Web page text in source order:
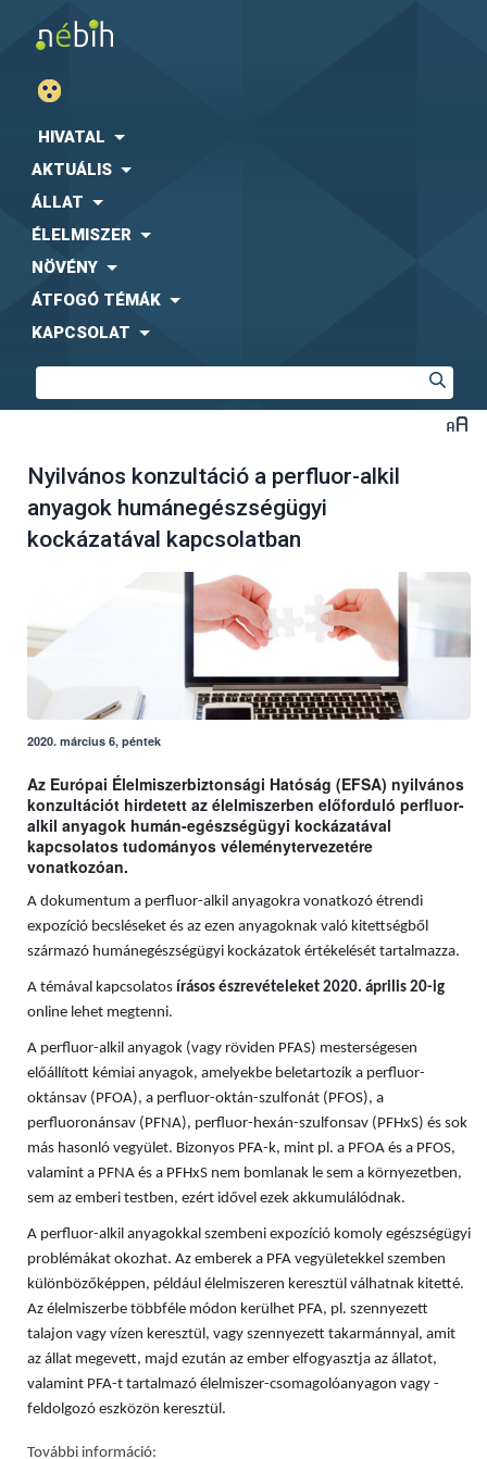
HIVATAL
AKTUÁLIS
ÁLLAT
ÉLELMISZER
NÖVÉNY
ÁTFOGÓ TÉMÁK
KAPCSOLAT
Nyilvános konzultáció a perfluor-alkil
anyagok humánegészségügyi
kockázatával kapcsolatban
2020. március 6, péntek
Az Európai Élelmiszerbiztonsági Hatóság (EFSA) nyilvános
konzultációt hirdetett az élelmiszerben előforduló perfluor-
alkil anyagok humán-egészségügyi kockázatával
kapcsolatos tudományos véleménytervezetére
vonatkozóan.
A dokumentum a perfluor-alkil anyagokra vonatkozó étrendi
expozíció becsléseket és az ezen anyagoknak való kitettségből
származó humánegészségügyi kockázatok értékelését tartalmazza.
A témával kapcsolatos írásos észrevételeket 2020. április 20-ig
online lehet megtenni.
A perfluor-alkil anyagok (vagy röviden PFAS) mesterségesen
előállított kémiai anyagok, amelyekbe beletartozik a perfluor-
oktánsav (PFOA), a perfluor-oktán-szulfonát (PFOS), a
perfluoronánsav (PFNA), perfluor-hexán-szulfonsav (PFHxS) és sok
más hasonló vegyület. Bizonyos PFA-k, mint pl. a PFOA és a PFOS,
valamint a PFNA és a PFHxS nem bomlanak le sem a környezetben,
sem az emberi testben, ezért idővel ezek akkumulálódnak.
A perfluor-alkil anyagokkal szembeni expozíció komoly egészségügyi
problémákat okozhat. Az emberek a PFA vegyületekkel szemben
különbözőképpen, például élelmiszeren keresztül válhatnak kitetté.
Az élelmiszerbe többféle módon kerülhet PFA, pl. szennyezett
talajon vagy vízen keresztül, vagy szennyezett takarmánnyal, amit
az állat megevett, majd ezután az ember elfogyasztja az állatot,
valamint PFA-t tartalmazó élelmiszer-csomagolóanyagon vagy -
feldolgozó eszközön keresztül.
További információ: